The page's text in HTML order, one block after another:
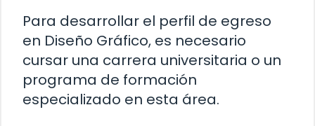
Para desarrollar el perfil de egreso
en Diseño Gráfico, es necesario
cursar una carrera universitaria o un
programa de formación
especializado en esta área.